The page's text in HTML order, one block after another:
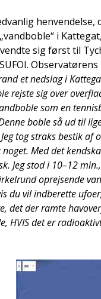
i
sig først til
et nedslag i
rej­ste sig over
som en
bob­le så ud til
tog straks bestik
Med det
Jeg stod i 10–12
oprej­sen­de
du vil ind­be­ret­te
det der ram­te
HVIS det er